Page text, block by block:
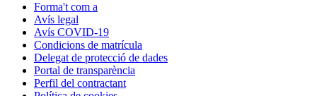
Forma't com a
Avís legal
Avís COVID-19
Condicions de matrícula
Delegat de protecció de dades
Portal de transparència
Perfil del contractant